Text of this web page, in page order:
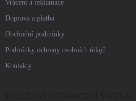
Vrácení a reklamace
Doprava a platba
Obchodní podmínky
Podmínky ochrany osobních údajů
Kontakty